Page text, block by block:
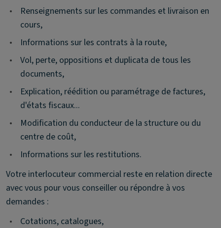
•
Renseignements sur les commandes et livraison en
cours,
•
Informations sur les contrats à la route,
•
Vol, perte, oppositions et duplicata de tous les
documents,
•
Explication, réédition ou paramétrage de factures,
d'états fiscaux...
•
Modification du conducteur de la structure ou du
centre de coût,
•
Informations sur les restitutions.
Votre interlocuteur commercial reste en relation directe
avec vous pour vous conseiller ou répondre à vos
demandes :
•
Cotations, catalogues,